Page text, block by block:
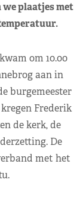
plaatjes met
om 10.00
aan in
burgemeester
Frederik
de kerk, de
De
met het